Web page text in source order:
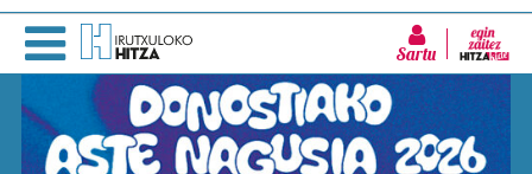
Sartu